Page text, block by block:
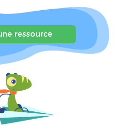
ressource